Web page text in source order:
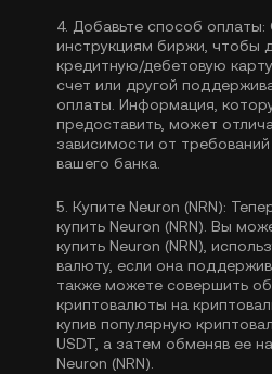
4. Добавьте способ оплаты:
инструкциям биржи, чтобы
кредитную/дебетовую
счет или другой
оплаты. Информация,
предоставить, может
зависимости от
вашего банка.
5. Купите Neuron (NRN):
купить Neuron (NRN). Вы
купить Neuron (NRN),
валюту, если она
также можете совершить
криптовалюты на
купив популярную
USDT , а затем обменяв ее
Neuron (NRN).